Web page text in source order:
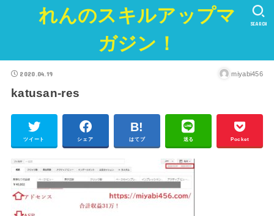
れんのスキルアップマ
ガジン！
SEARCH
2020.04.19 miyabi456
katusan-res
ツイート シェア はてブ 送る Pocket